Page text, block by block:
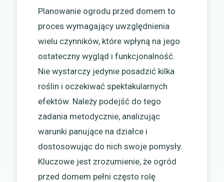
Planowanie ogrodu przed domem to
proces wymagający uwzględnienia
wielu czynników, które wpłyną na jego
ostateczny wygląd i funkcjonalność.
Nie wystarczy jedynie posadzić kilka
roślin i oczekiwać spektakularnych
efektów. Należy podejść do tego
zadania metodycznie, analizując
warunki panujące na działce i
dostosowując do nich swoje pomysły.
Kluczowe jest zrozumienie, że ogród
przed domem pełni często rolę